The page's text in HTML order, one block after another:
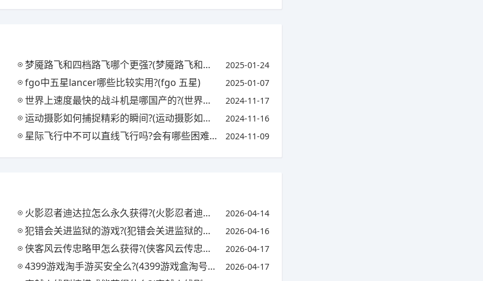
梦魇路飞和四档路飞哪个更强?(梦魇路飞和四档路飞哪个厉害) 2025-01-24
fgo中五星lancer哪些比较实用?(fgo 五星) 2025-01-07
世界上速度最快的战斗机是哪国产的?(世界上速度最快的战斗机是哪国产的飞机) 2024-11-17
运动摄影如何捕捉精彩的瞬间?(运动摄影如何捕捉精彩的瞬间呢) 2024-11-16
星际飞行中不可以直线飞行吗?会有哪些困难?(星际飞行中不可以直线飞行吗?会有哪些困难问题) 2024-11-09
火影忍者迪达拉怎么永久获得?(火影忍者迪达拉怎么获取) 2026-04-14
犯错会关进监狱的游戏?(犯错会关进监狱的游戏吗) 2026-04-16
侠客风云传忠略甲怎么获得?(侠客风云传忠略甲对自己) 2026-04-17
4399游戏淘手游买安全么?(4399游戏盒淘号有用吗) 2026-04-17